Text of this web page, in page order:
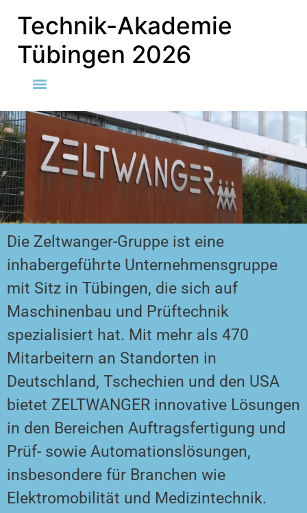
Technik-Akademie
Tübingen 2026
Die Zeltwanger-Gruppe ist eine
inhabergeführte Unternehmensgruppe
mit Sitz in Tübingen, die sich auf
Maschinenbau und Prüftechnik
spezialisiert hat. Mit mehr als 470
Mitarbeitern an Standorten in
Deutschland, Tschechien und den USA
bietet ZELTWANGER innovative Lösungen
in den Bereichen Auftragsfertigung und
Prüf- sowie Automationslösungen,
insbesondere für Branchen wie
Elektromobilität und Medizintechnik.